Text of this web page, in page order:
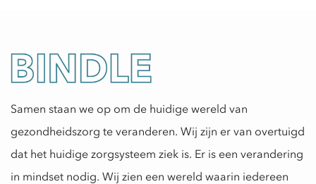
Samen staan we op om de huidige wereld van
gezondheidszorg te veranderen. Wij zijn er van overtuigd
dat het huidige zorgsysteem ziek is. Er is een verandering
in mindset nodig. Wij zien een wereld waarin iedereen